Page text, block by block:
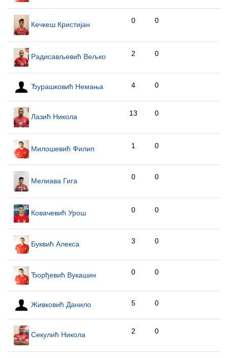
Кечкеш Кристијан 0 0
Радисављевић Вељко 2 0
Ђурашковић Немања 4 0
Лазић Никола 13 0
Милошевић Филип 1 0
Мелиава Гига 0 0
Ковачевић Урош 0 0
Буквић Алекса 3 0
Ђорђевић Вукашин 0 0
Живковић Данило 5 0
Секулић Никола 2 0